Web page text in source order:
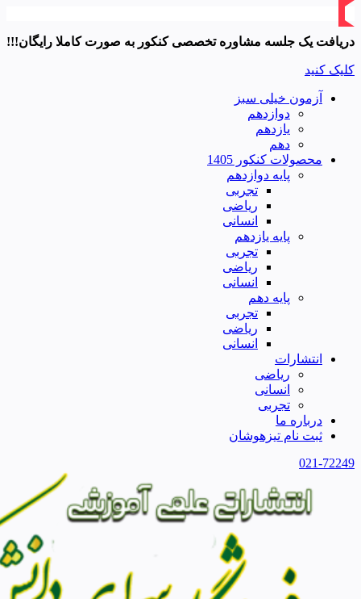
دریافت یک جلسه مشاوره تخصصی کنکور به صورت کاملا رایگان!!!
کلیک کنید
آزمون خیلی سبز
دوازدهم
یازدهم
دهم
محصولات کنکور 1405
پایه دوازدهم
تجربی
ریاضی
انسانی
پایه یازدهم
تجربی
ریاضی
انسانی
پایه دهم
تجربی
ریاضی
انسانی
انتشارات
ریاضی
انسانی
تجربی
درباره ما
ثبت نام تیزهوشان
021-72249